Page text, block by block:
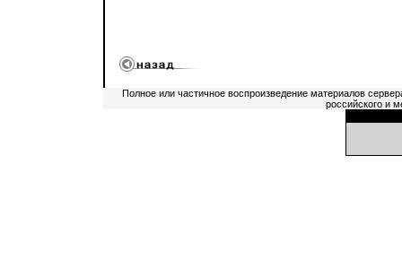
Полное или частичное воспроизведение материалов
российского и